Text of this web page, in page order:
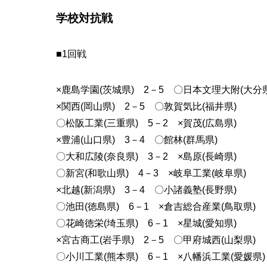
学校対抗戦
■1回戦
×鹿島学園(茨城県) 2－5 〇日本文理大附(大分
×関西(岡山県) 2－5 〇敦賀気比(福井県)
〇松阪工業(三重県) 5－2 ×賀茂(広島県)
×豊浦(山口県) 3－4 〇館林(群馬県)
〇大和広陵(奈良県) 3－2 ×島原(長崎県)
〇新宮(和歌山県) 4－3 ×岐阜工業(岐阜県)
×北越(新潟県) 3－4 〇小諸義塾(長野県)
〇池田(徳島県) 6－1 ×倉吉総合産業(鳥取県)
〇花崎徳栄(埼玉県) 6－1 ×星城(愛知県)
×宮古商工(岩手県) 2－5 〇甲府城西(山梨県)
〇小川工業(熊本県) 6－1 ×八幡浜工業(愛媛県)